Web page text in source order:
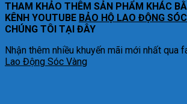
THAM KHẢO THÊM SẢN PHẨM KHÁC
KÊNH YOUTUBE BẢO HỘ LAO ĐỘNG
CHÚNG TÔI TẠI ĐÂY
Nhận thêm nhiều khuyến mãi mới nhất qua
Lao Động Sóc Vàng